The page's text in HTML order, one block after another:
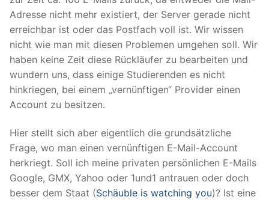
Adresse nicht mehr existiert, der Server gerade nicht
erreichbar ist oder das Postfach voll ist. Wir wissen
nicht wie man mit diesen Problemen umgehen soll. Wir
haben keine Zeit diese Rückläufer zu bearbeiten und
wundern uns, dass einige Studierenden es nicht
hinkriegen, bei einem „vernünftigen“ Provider einen
Account zu besitzen.
Hier stellt sich aber eigentlich die grundsätzliche
Frage, wo man einen vernünftigen E-Mail-Account
herkriegt. Soll ich meine privaten persönlichen E-Mails
Google, GMX, Yahoo oder 1und1 antrauen oder doch
besser dem Staat (Schäuble is watching you)? Ist eine